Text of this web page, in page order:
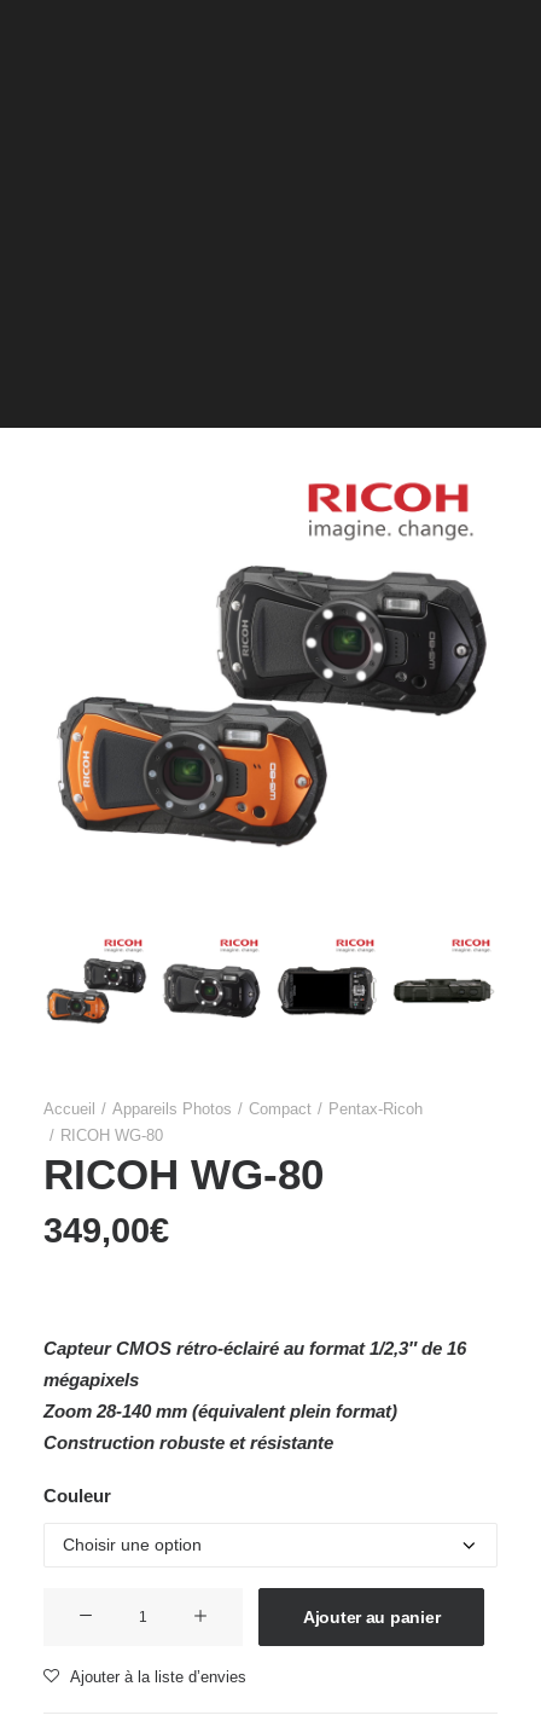
Accueil Appareils Photos Compact
Pentax-Ricoh
RICOH WG-80
RICOH WG-80
349,00€
Capteur CMOS rétro-éclairé au format 1/2,3″ de 16
mégapixels
Zoom 28-140 mm (équivalent plein format)
Construction robuste et résistante
Couleur
RICOH
Ajouter au panier
Ajouter à la liste d’envies